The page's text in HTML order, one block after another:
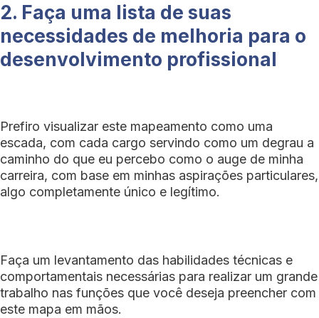
2. Faça uma lista de suas
necessidades de melhoria para o
desenvolvimento profissional
Prefiro visualizar este mapeamento como uma
escada, com cada cargo servindo como um degrau a
caminho do que eu percebo como o auge de minha
carreira, com base em minhas aspirações particulares,
algo completamente único e legítimo.
Faça um levantamento das habilidades técnicas e
comportamentais necessárias para realizar um grande
trabalho nas funções que você deseja preencher com
este mapa em mãos.